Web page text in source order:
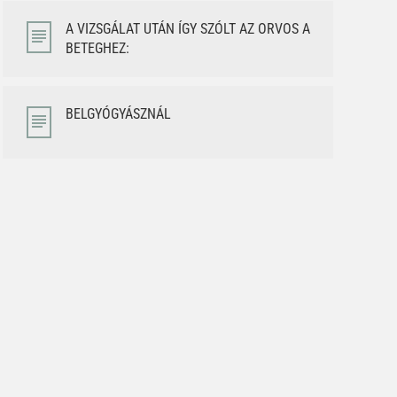
A VIZSGÁLAT UTÁN ÍGY SZÓLT AZ ORVOS A
BETEGHEZ:
BELGYÓGYÁSZNÁL